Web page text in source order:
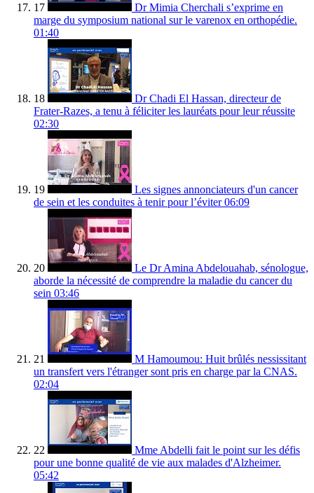
17
Dr Mimia Cherchali s’exprime en
marge du symposium national sur le varenox en orthopédie.
01:40
18
Dr Chadi El Hassan, directeur de
Frater-Razes, a tenu à féliciter les lauréats pour leur réussite
02:30
19
Les signes annonciateurs d'un cancer
de sein et les conduites à tenir pour l’éviter 06:09
20
Le Dr Amina Abdelouahab, sénologue,
aborde la nécessité de comprendre la maladie du cancer du
sein 03:46
21
M Hamoumou: Huit brûlés nessissitant
un transfert vers l'étranger sont pris en charge par la CNAS.
02:04
22
Mme Abdelli fait le point sur les défis
pour une bonne qualité de vie aux malades d'Alzheimer.
05:42